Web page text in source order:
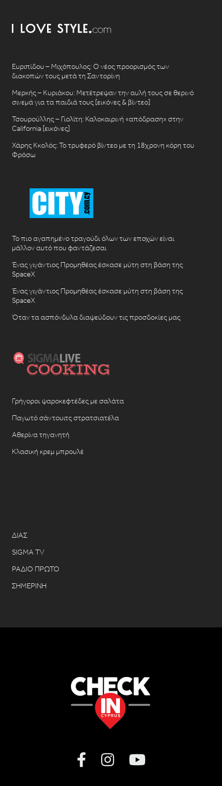
Ευριπίδου – Μιχόπουλος: Ο νέος προορισμός των
διακοπών τους μετά τη Σαντορίνη
Μερκής – Κυριάκου: Μετέτρεψαν την αυλή τους σε θερινό
σινεμά για τα παιδιά τους [εικόνες & βίντεο]
Τσουρούλλης – Γιολίτη: Καλοκαιρινή «απόδραση» στην
California [εικόνες]
Χάρης Κκολός: Το τρυφερό βίντεο με τη 18χρονη κόρη του
Φρόσω
Το πιο αγαπημένο τραγούδι όλων των εποχών είναι
μάλλον αυτό που φαντάζεσαι
Ένας γιγάντιος Προμηθέας έσκασε μύτη στη βάση της
SpaceX
Ένας γιγάντιος Προμηθέας έσκασε μύτη στη βάση της
SpaceX
Όταν τα ασπόνδυλα διαψεύδουν τις προσδοκίες μας
Γρήγοροι ψαροκεφτέδες με σαλάτα
Παγωτό σάντουιτς στρατσιατέλα
Αθερίνα τηγανητή
Κλασική κρεμ μπρουλέ
ΔΙΑΣ
SIGMA TV
ΡΑΔΙΟ ΠΡΩΤΟ
ΣΗΜΕΡΙΝΗ